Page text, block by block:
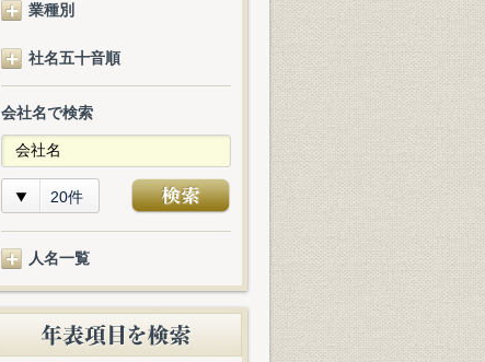
業種別
社名五十音順
会社名で検索
20件
人名一覧